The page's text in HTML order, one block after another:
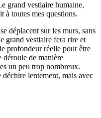
grand vestiaire humaine,
à toutes mes questions.
déplacent sur les murs, sans
grand vestiaire fera rire et
profondeur réelle pour être
de manière
un peu trop nombreux.
lentement, mais avec